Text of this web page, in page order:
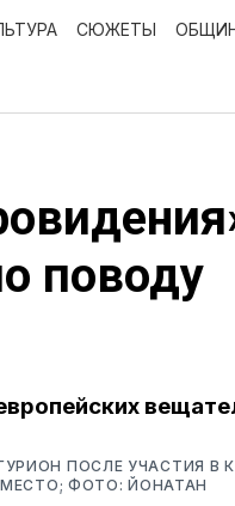
СЮЖЕТЫ
поводу
ПОСЛЕ УЧАСТИЯ В
ФОТО: ЙОНАТАН